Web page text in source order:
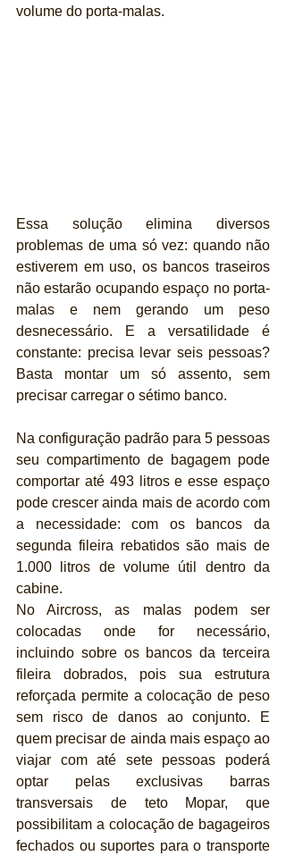
volume do porta-malas.
Essa solução elimina diversos
problemas de uma só vez: quando não
estiverem em uso, os bancos traseiros
não estarão ocupando espaço no porta-
malas e nem gerando um peso
desnecessário. E a versatilidade é
constante: precisa levar seis pessoas?
Basta montar um só assento, sem
precisar carregar o sétimo banco.
Na configuração padrão para 5 pessoas
seu compartimento de bagagem pode
comportar até 493 litros e esse espaço
pode crescer ainda mais de acordo com
a necessidade: com os bancos da
segunda fileira rebatidos são mais de
1.000 litros de volume útil dentro da
cabine.
No Aircross, as malas podem ser
colocadas onde for necessário,
incluindo sobre os bancos da terceira
fileira dobrados, pois sua estrutura
reforçada permite a colocação de peso
sem risco de danos ao conjunto. E
quem precisar de ainda mais espaço ao
viajar com até sete pessoas poderá
optar pelas exclusivas barras
transversais de teto Mopar, que
possibilitam a colocação de bagageiros
fechados ou suportes para o transporte